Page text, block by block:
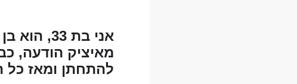
להתחתן ומאז כל